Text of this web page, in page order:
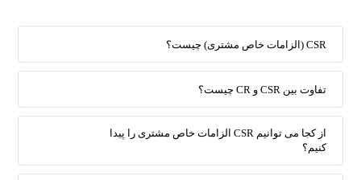
CSR (الزامات خاص مشتری) چیست؟
تفاوت بین CSR و CR چیست؟
از کجا می توانیم CSR الزامات خاص مشتری را پیدا
کنیم؟